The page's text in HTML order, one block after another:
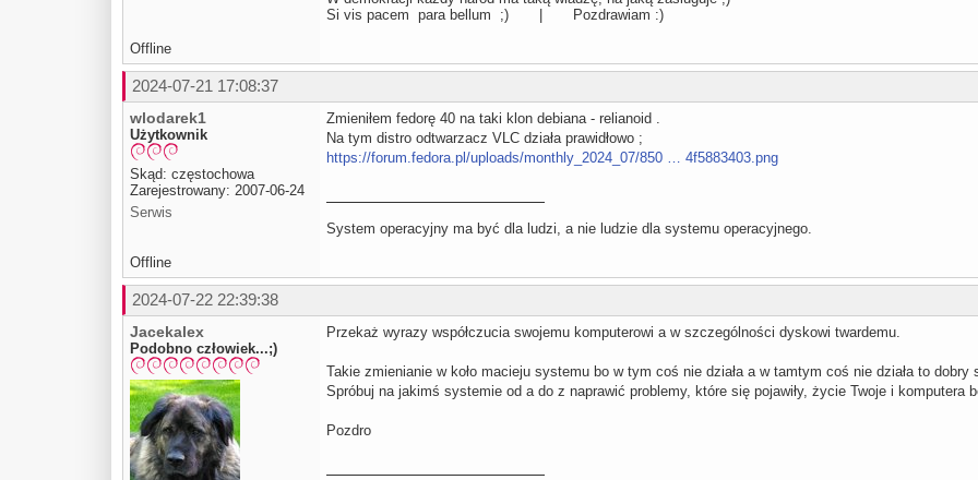
Si vis pacem para bellum ;) | Pozdrawiam :)
Offline
2024-07-21 17:08:37
wlodarek1
Użytkownik
Skąd: częstochowa
Zarejestrowany: 2007-06-24
Serwis
Zmieniłem fedorę 40 na taki klon debiana - relianoid .
Na tym distro odtwarzacz VLC działa prawidłowo ;
https://forum.fedora.pl/uploads/monthly_2024_07/850 … 4f5883403.png
System operacyjny ma być dla ludzi, a nie ludzie dla systemu operacyjnego.
Offline
2024-07-22 22:39:38
Jacekalex
Podobno człowiek...;)
Przekaż wyrazy współczucia swojemu komputerowi a w szczególności dyskowi twardemu.
Takie zmienianie w koło macieju systemu bo w tym coś nie działa a w tamtym coś nie działa to dobry
Spróbuj na jakimś systemie od a do z naprawić problemy, które się pojawiły, życie Twoje i komputera
Pozdro